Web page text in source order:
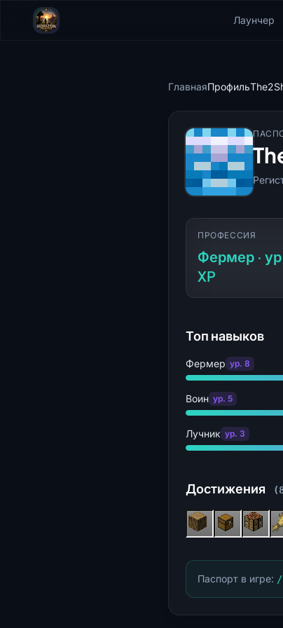
Лаунчер
ГлавнаяПрофиль
ПРОФЕССИЯ
Фермер ·
XP
Топ навыков
Фермер ур. 8
Воин ур. 5
Лучник ур. 3
Достижения
Паспорт в игре: